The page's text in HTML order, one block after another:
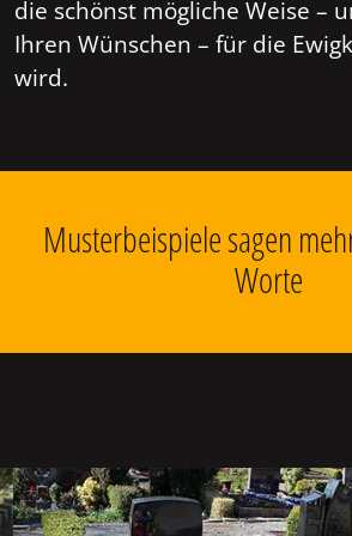
die schönst mögliche Weise –
Ihren Wünschen – für die
wird.
Musterbeispiele sagen
Worte